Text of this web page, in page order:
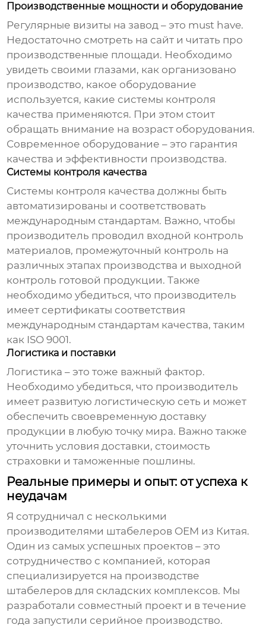
Производственные мощности и оборудование
Регулярные визиты на завод – это must have.
Недостаточно смотреть на сайт и читать про
производственные площади. Необходимо
увидеть своими глазами, как организовано
производство, какое оборудование
используется, какие системы контроля
качества применяются. При этом стоит
обращать внимание на возраст оборудования.
Современное оборудование – это гарантия
качества и эффективности производства.
Системы контроля качества
Системы контроля качества должны быть
автоматизированы и соответствовать
международным стандартам. Важно, чтобы
производитель проводил входной контроль
материалов, промежуточный контроль на
различных этапах производства и выходной
контроль готовой продукции. Также
необходимо убедиться, что производитель
имеет сертификаты соответствия
международным стандартам качества, таким
как ISO 9001.
Логистика и поставки
Логистика – это тоже важный фактор.
Необходимо убедиться, что производитель
имеет развитую логистическую сеть и может
обеспечить своевременную доставку
продукции в любую точку мира. Важно также
уточнить условия доставки, стоимость
страховки и таможенные пошлины.
Реальные примеры и опыт: от успеха к
неудачам
Я сотрудничал с несколькими
производителями штабелеров OEM из Китая.
Один из самых успешных проектов – это
сотрудничество с компанией, которая
специализируется на производстве
штабелеров для складских комплексов. Мы
разработали совместный проект и в течение
года запустили серийное производство.